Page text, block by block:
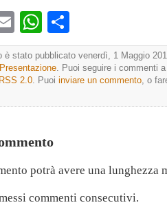
EmailWhatsApp
è stato pubblicato venerdì, 1 Maggio
Presentazione . Puoi seguire i commenti
RSS 2.0 . Puoi inviare un commento , o
potrà avere una lunghezza
commenti consecutivi.